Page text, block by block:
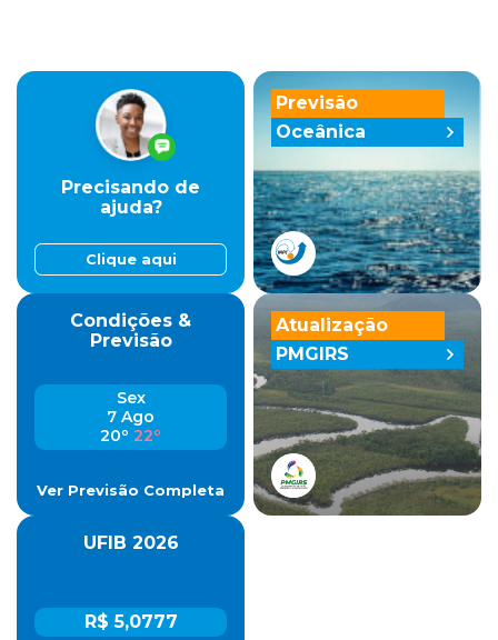
Previsão
Oceânica
Precisando de
ajuda?
Clique aqui
Condições &
Previsão
Sex
7 Ago
20º 22º
Ver Previsão Completa
UFIB 2026
R$ 5,0777
Atualização
PMGIRS